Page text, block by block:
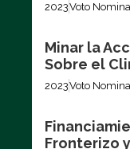
2023Voto
Minar la
Sobre el
2023Voto
Fronterizo